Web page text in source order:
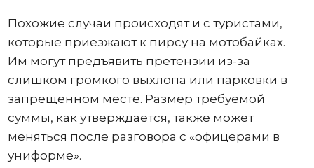
Похожие случаи происходят и с туристами,
которые приезжают к пирсу на мотобайках.
Им могут предъявить претензии из-за
слишком громкого выхлопа или парковки в
запрещенном месте. Размер требуемой
суммы, как утверждается, также может
меняться после разговора с «офицерами в
униформе».